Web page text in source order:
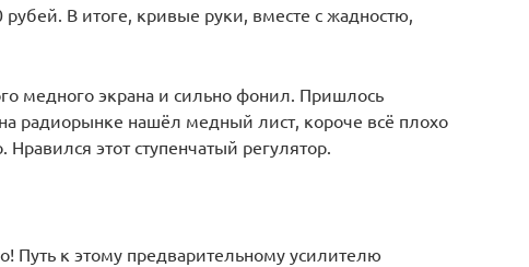
В итоге, кривые руки, вместе с жадностю,
медного экрана и сильно фонил. Пришлось
радиорынке нашёл медный лист, короче всё плохо
этот ступенчатый регулятор.
Путь к этому предварительному усилителю